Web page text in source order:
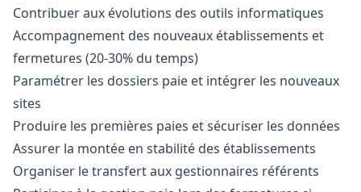
Contribuer aux évolutions des outils informatiques
Accompagnement des nouveaux établissements et
fermetures (20-30% du temps)
Paramétrer les dossiers paie et intégrer les nouveaux
sites
Produire les premières paies et sécuriser les données
Assurer la montée en stabilité des établissements
Organiser le transfert aux gestionnaires référents